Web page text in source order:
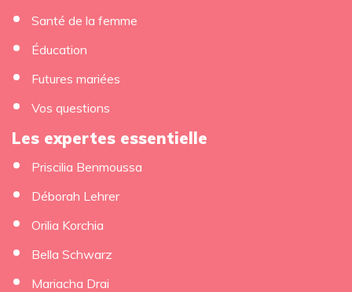
Santé de la femme
Éducation
Futures mariées
Vos questions
Les expertes essentielle
Priscilia Benmoussa
Déborah Lehrer
Orilia Korchia
Bella Schwarz
Mariacha Drai